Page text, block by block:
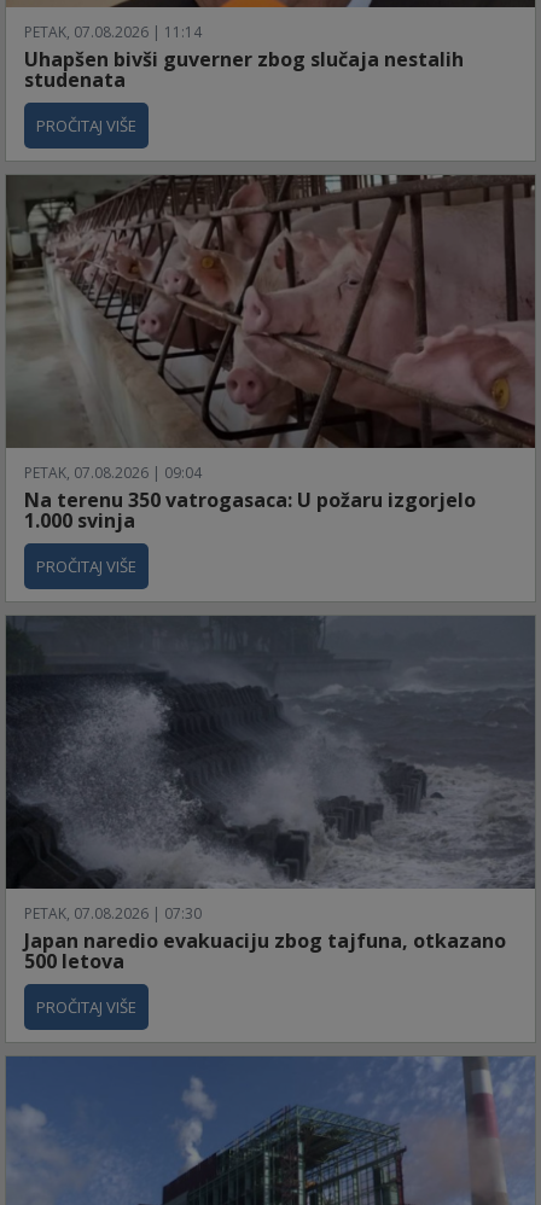
PETAK, 07.08.2026 | 11:14
Uhapšen bivši guverner zbog slučaja nestalih
studenata
PROČITAJ VIŠE
PETAK, 07.08.2026 | 09:04
Na terenu 350 vatrogasaca: U požaru izgorjelo
1.000 svinja
PROČITAJ VIŠE
PETAK, 07.08.2026 | 07:30
Japan naredio evakuaciju zbog tajfuna, otkazano
500 letova
PROČITAJ VIŠE